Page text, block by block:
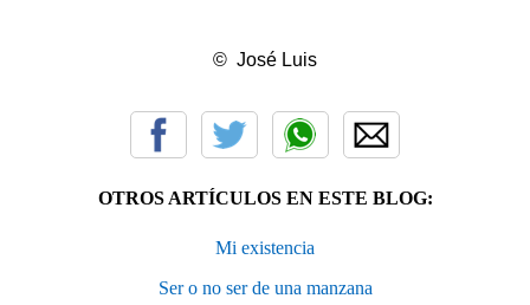
© José Luis
OTROS ARTÍCULOS EN ESTE BLOG:
Mi existencia
Ser o no ser de una manzana